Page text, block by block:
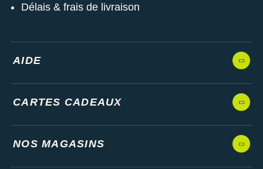
Délais & frais de livraison
AIDE
CARTES CADEAUX
NOS MAGASINS